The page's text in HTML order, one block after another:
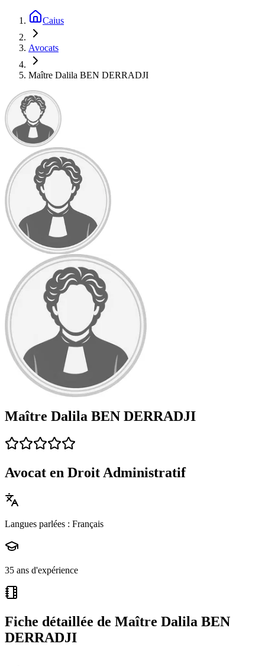
Caius
Avocats
Maître Dalila BEN DERRADJI
Maître Dalila BEN DERRADJI
Avocat en Droit Administratif
Langues parlées : Français
35 ans d'expérience
Fiche détaillée de Maître Dalila BEN
DERRADJI